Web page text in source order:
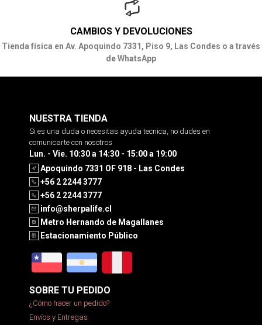
CAMBIOS Y DEVOLUCIONES
Tienda física en Av. Apoquindo 7331, Piso 9, Las Condes o a través
de WhatsApp
NUESTRA TIENDA
Si es una duda o necesitas ayuda tecnica, no dudes en
comunicarte con nosotros
Lun. - Vie. 10:30 a 14:30 - 15:00 a 19:00
Apoquindo 7331 OF 918 - Las Condes
+56 2 2244 3777
+56 2 2244 3777
info@sherpalife.cl
Metro Hernando de Magallanes
Estacionamiento Público
SOBRE TU PEDIDO
¿Cómo hacer un pedido?
Envíos y Entregas